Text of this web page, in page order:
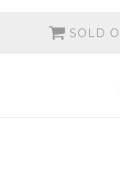
SOLD